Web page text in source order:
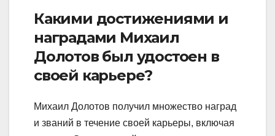
Какими достижениями и
наградами Михаил
Долотов был удостоен в
своей карьере?
Михаил Долотов получил множество наград
и званий в течение своей карьеры, включая